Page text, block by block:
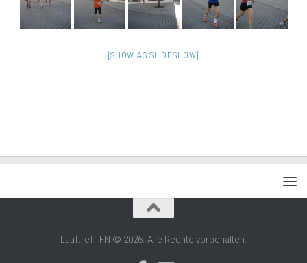
[SHOW AS SLIDESHOW]
Lauftreff-FN © 2026. Alle Rechte vorbehalten.